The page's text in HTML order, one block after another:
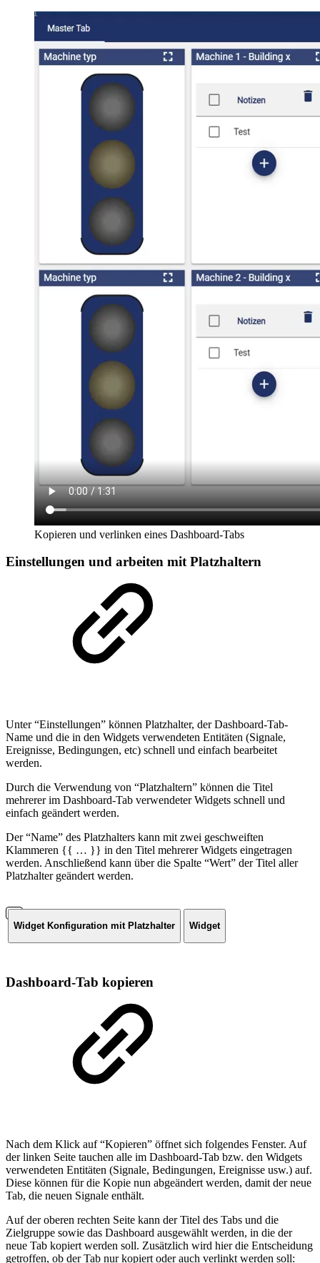
Kopieren und verlinken eines Dashboard-Tabs
Einstellungen und arbeiten mit Platzhaltern
Unter “Einstellungen” können Platzhalter, der Dashboard-Tab-
Name und die in den Widgets verwendeten Entitäten (Signale,
Ereignisse, Bedingungen, etc) schnell und einfach bearbeitet
werden.
Durch die Verwendung von “Platzhaltern” können die Titel
mehrerer im Dashboard-Tab verwendeter Widgets schnell und
einfach geändert werden.
Der “Name” des Platzhalters kann mit zwei geschweiften
Klammeren {{ … }} in den Titel mehrerer Widgets eingetragen
werden. Anschließend kann über die Spalte “Wert” der Titel aller
Platzhalter geändert werden.
Widget Konfiguration mit Platzhalter Widget
Dashboard-Tab kopieren
Nach dem Klick auf “Kopieren” öffnet sich folgendes Fenster. Auf
der linken Seite tauchen alle im Dashboard-Tab bzw. den Widgets
verwendeten Entitäten (Signale, Bedingungen, Ereignisse usw.) auf.
Diese können für die Kopie nun abgeändert werden, damit der neue
Tab, die neuen Signale enthält.
Auf der oberen rechten Seite kann der Titel des Tabs und die
Zielgruppe sowie das Dashboard ausgewählt werden, in die der
neue Tab kopiert werden soll. Zusätzlich wird hier die Entscheidung
getroffen, ob der Tab nur kopiert oder auch verlinkt werden soll: